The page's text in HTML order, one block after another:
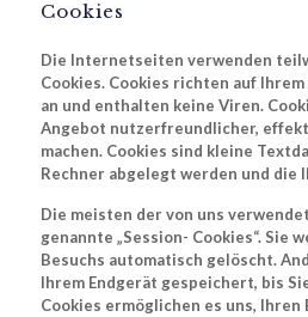
Cookies
Die Internetseiten verwenden
Cookies. Cookies richten auf
an und enthalten keine Viren.
Angebot nutzerfreundlicher,
machen. Cookies sind kleine
Rechner abgelegt werden und die
Die meisten der von uns
genannte „Session- Cookies“. Sie
Besuchs automatisch gelöscht.
Ihrem Endgerät gespeichert, bis
Cookies ermöglichen es uns,